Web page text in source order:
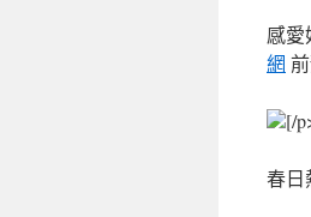
感愛
網
[/
春日